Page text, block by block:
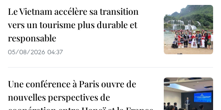
Le Vietnam accélère sa transition
vers un tourisme plus durable et
responsable
05/08/2026 04:37
Une conférence à Paris ouvre de
nouvelles perspectives de